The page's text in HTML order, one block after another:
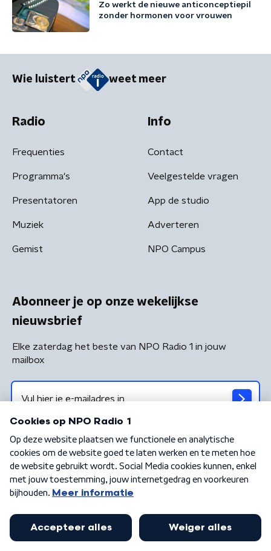
Zo werkt de nieuwe anticonceptiepil
zonder hormonen voor vrouwen
Wie luistert weet meer
Radio
Frequenties
Programma's
Presentatoren
Muziek
Gemist
Info
Contact
Veelgestelde vragen
App de studio
Adverteren
NPO Campus
Abonneer je op onze wekelijkse
nieuwsbrief
Elke zaterdag het beste van NPO Radio 1 in jouw
mailbox
Algemene voorwaarden